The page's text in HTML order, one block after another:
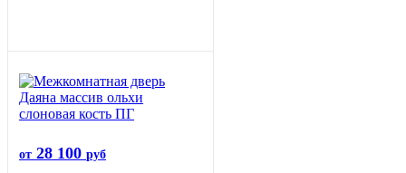
от 28 100 руб